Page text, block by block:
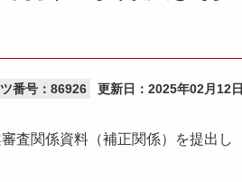
番号：86926 更新日： 2025年02月12日
査関係資料（補正関係）を提出し